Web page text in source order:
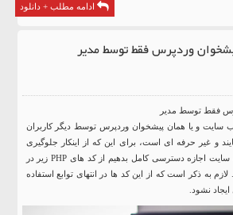
ادامه مطلب + دانلود
وردپرس فقط توسط مدیر
فقط توسط مدیر
سایت و یا همان پیشخوان وردپرس توسط دیگر کاربران
و غیر حرفه ای است، برای این که از اینکار جلوگیری
بکنیم و فقط به مدیران وب سایت اجازه دسترسی کامل بدهیم از کد های PHP زیر در
به ذکر است که از این کد ها در انتهای توابع استفاده
ایجاد نشود.